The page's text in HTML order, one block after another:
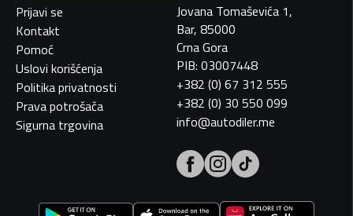
Prijavi se
Kontakt
Pomoć
Uslovi korišćenja
Politika privatnosti
Prava potrošača
Sigurna trgovina
Jovana Tomaševića 1,
Bar, 85000
Crna Gora
PIB: 03007448
+382 (0) 67 312 555
+382 (0) 30 550 099
info@autodiler.me